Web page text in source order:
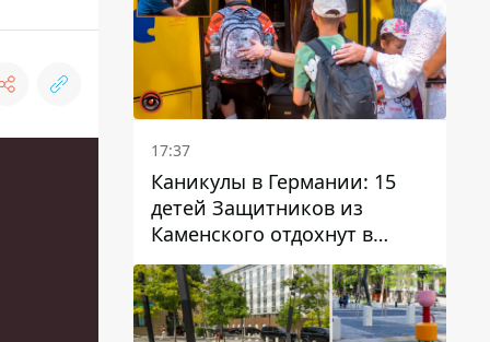
17:37
Каникулы в Германии: 15
детей Защитников из
Каменского отдохнут в
Вуппертале